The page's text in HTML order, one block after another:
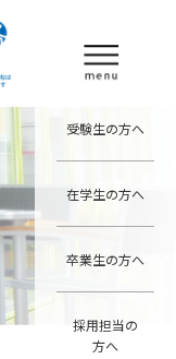
受験生の方へ
在学生の方へ
卒業生の方へ
採用担当の
方へ